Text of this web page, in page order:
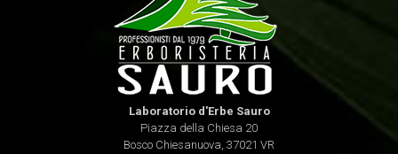
Laboratorio d'Erbe Sauro
Piazza della Chiesa 20
Bosco Chiesanuova, 37021 VR